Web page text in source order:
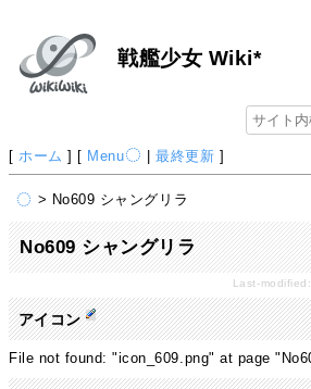
戦艦少女 Wiki*
[ ホーム ] [ Menu |最終更新 ]
> No609 シャングリラ
No609 シャングリラ
Last-
アイコン
File not found: "icon_609.png" at page